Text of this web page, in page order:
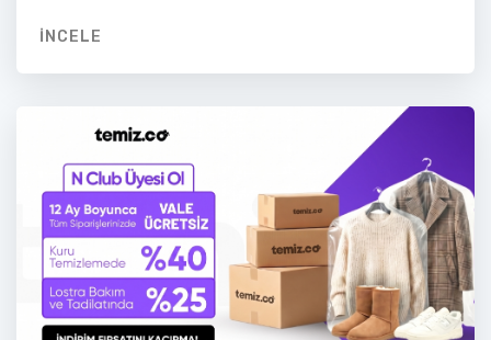
İNCELE